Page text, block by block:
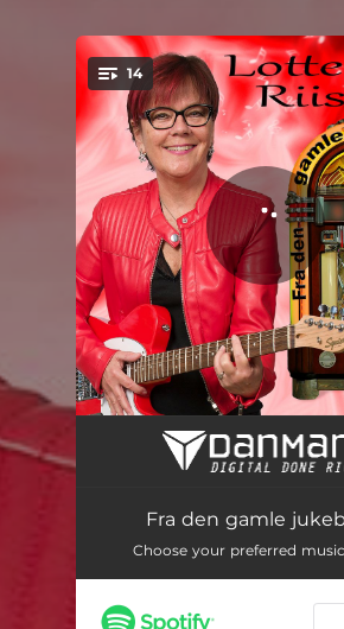
You're all set!
14
Sandy
Eviva España
Fra den gamle
Choose your preferred